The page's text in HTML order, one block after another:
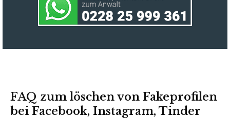
FAQ zum löschen von Fakeprofilen
bei Facebook, Instagram, Tinder